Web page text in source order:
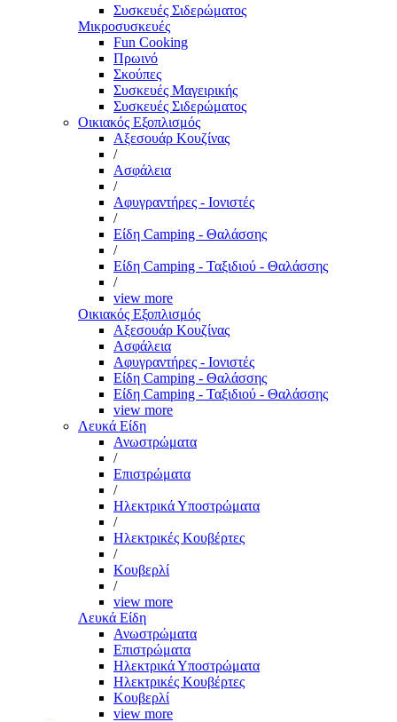
Συσκευές Σιδερώματος
Μικροσυσκευές
Fun Cooking
Πρωινό
Σκούπες
Συσκευές Μαγειρικής
Συσκευές Σιδερώματος
Οικιακός Εξοπλισμός
Αξεσουάρ Κουζίνας
/
Ασφάλεια
/
Αφυγραντήρες - Ιονιστές
/
Είδη Camping - Θαλάσσης
/
Είδη Camping - Ταξιδιού - Θαλάσσης
/
view more
Οικιακός Εξοπλισμός
Αξεσουάρ Κουζίνας
Ασφάλεια
Αφυγραντήρες - Ιονιστές
Είδη Camping - Θαλάσσης
Είδη Camping - Ταξιδιού - Θαλάσσης
view more
Λευκά Είδη
Ανωστρώματα
/
Επιστρώματα
/
Ηλεκτρικά Υποστρώματα
/
Ηλεκτρικές Κουβέρτες
/
Κουβερλί
/
view more
Λευκά Είδη
Ανωστρώματα
Επιστρώματα
Ηλεκτρικά Υποστρώματα
Ηλεκτρικές Κουβέρτες
Κουβερλί
view more